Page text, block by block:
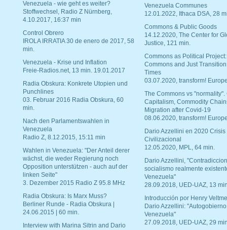
Venezuela - wie geht es weiter?
Stoffwechsel, Radio Z Nürnberg,
4.10.2017, 16:37 min
Control Obrero
IROLA IRRATIA 30 de enero de 2017, 58
min.
Venezuela - Krise und Inflation
Freie-Radios.net, 13 min. 19.01.2017
Radia Obskura: Konkrete Utopien und
Punchlines
03. Februar 2016 Radia Obskura, 60
min.
Nach den Parlamentswahlen in
Venezuela
Radio Z, 8.12.2015, 15:11 min
Wahlen in Venezuela: "Der Anteil derer
wächst, die weder Regierung noch
Opposition unterstützen - auch auf der
linken Seite"
3. Dezember 2015 Radio Z 95.8 MHz
Radia Obskura: Is Marx Muss?
Berliner Runde - Radia Obskura |
24.06.2015 | 60 min.
Interview with Marina Sitrin and Dario
Venezuela Communes
12.01.2022, Ithaca DSA, 28
Commons & Public Goods
14.12.2020, The Center for
Justice, 121 min.
Commons as Political Project:
Commons and Just
Times
03.07.2020, transform!
The Commons vs "normality".
Capitalism, Commodity
Migration after Covid-19
08.06.2020, transform!
Dario Azzellini en 2020 Crisis
Civilizacional
12.05.2020, MPL, 64 min.
Dario Azzellini,
socialismo realmente
Venezuela"
28.09.2018, UED-UAZ, 13
Introducción por Henry
Dario Azzellini:
Venezuela"
27.09.2018, UED-UAZ, 29